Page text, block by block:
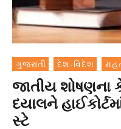
ગુજરાતી દેશ-વિદેશ
જાતીય શોષણના
દયાલને
સ્ટે